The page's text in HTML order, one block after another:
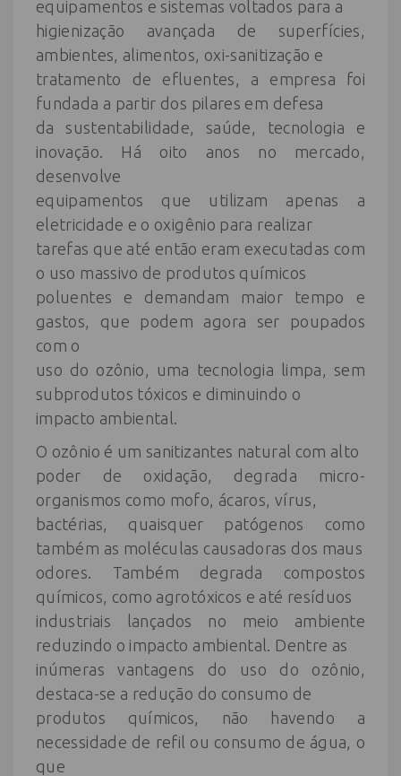
equipamentos e sistemas voltados para a
higienização avançada de superfícies,
ambientes, alimentos, oxi-sanitização e
tratamento de efluentes, a empresa foi
fundada a partir dos pilares em defesa
da sustentabilidade, saúde, tecnologia e
inovação. Há oito anos no mercado,
desenvolve
equipamentos que utilizam apenas a
eletricidade e o oxigênio para realizar
tarefas que até então eram executadas com
o uso massivo de produtos químicos
poluentes e demandam maior tempo e
gastos, que podem agora ser poupados
com o
uso do ozônio, uma tecnologia limpa, sem
subprodutos tóxicos e diminuindo o
impacto ambiental.
O ozônio é um sanitizantes natural com alto
poder de oxidação, degrada micro-
organismos como mofo, ácaros, vírus,
bactérias, quaisquer patógenos como
também as moléculas causadoras dos maus
odores. Também degrada compostos
químicos, como agrotóxicos e até resíduos
industriais lançados no meio ambiente
reduzindo o impacto ambiental. Dentre as
inúmeras vantagens do uso do ozônio,
destaca-se a redução do consumo de
produtos químicos, não havendo a
necessidade de refil ou consumo de água, o
que